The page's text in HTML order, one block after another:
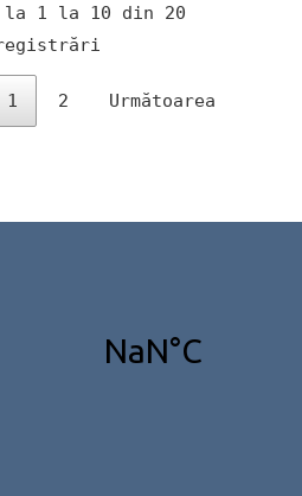
la 1 la 10 din 20
1 2 Următoarea